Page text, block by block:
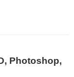
Photoshop,